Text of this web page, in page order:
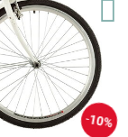
10%